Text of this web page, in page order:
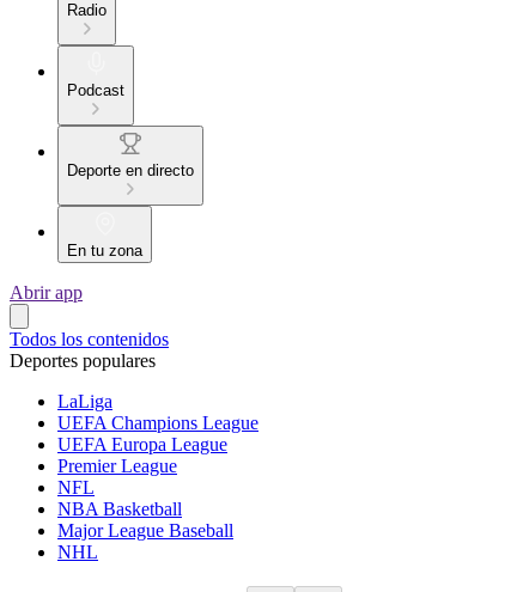
Radio
Podcast
Deporte en directo
En tu zona
Abrir app
Todos los contenidos
Deportes populares
LaLiga
UEFA Champions League
UEFA Europa League
Premier League
NFL
NBA Basketball
Major League Baseball
NHL